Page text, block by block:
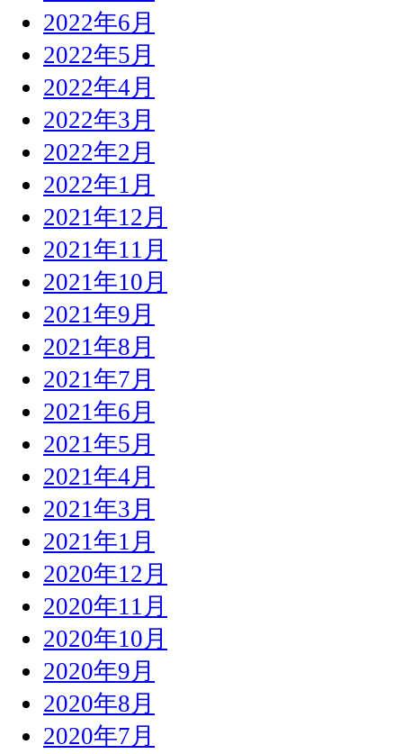
2022年6月
2022年5月
2022年4月
2022年3月
2022年2月
2022年1月
2021年12月
2021年11月
2021年10月
2021年9月
2021年8月
2021年7月
2021年6月
2021年5月
2021年4月
2021年3月
2021年1月
2020年12月
2020年11月
2020年10月
2020年9月
2020年8月
2020年7月